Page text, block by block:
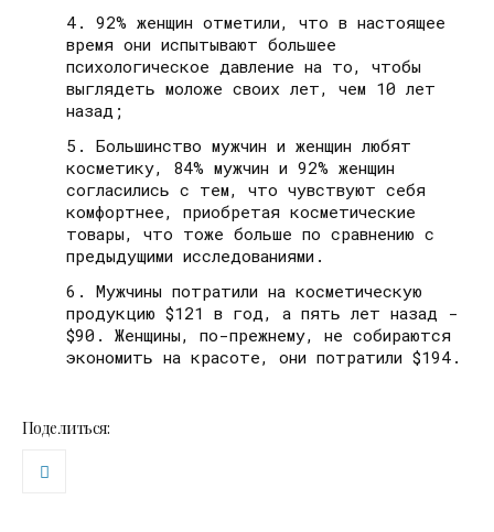
92% женщин отметили, что в настоящее
время они испытывают большее
психологическое давление на то, чтобы
выглядеть моложе своих лет, чем 10 лет
назад;
Большинство мужчин и женщин любят
косметику, 84% мужчин и 92% женщин
согласились с тем, что чувствуют себя
комфортнее, приобретая косметические
товары, что тоже больше по сравнению с
предыдущими исследованиями.
Мужчины потратили на косметическую
продукцию $121 в год, а пять лет назад -
$90. Женщины, по-прежнему, не собираются
экономить на красоте, они потратили $194.
Поделиться: